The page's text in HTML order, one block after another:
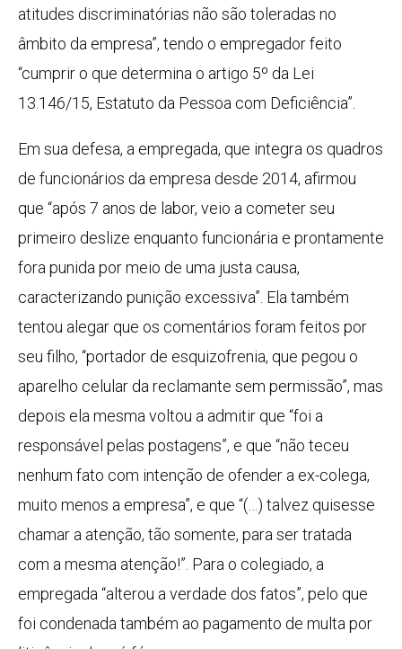
atitudes discriminatórias não são toleradas no
âmbito da empresa”, tendo o empregador feito
“cumprir o que determina o artigo 5º da Lei
13.146/15, Estatuto da Pessoa com Deficiência”.
Em sua defesa, a empregada, que integra os quadros
de funcionários da empresa desde 2014, afirmou
que “após 7 anos de labor, veio a cometer seu
primeiro deslize enquanto funcionária e prontamente
fora punida por meio de uma justa causa,
caracterizando punição excessiva”. Ela também
tentou alegar que os comentários foram feitos por
seu filho, “portador de esquizofrenia, que pegou o
aparelho celular da reclamante sem permissão”, mas
depois ela mesma voltou a admitir que “foi a
responsável pelas postagens”, e que “não teceu
nenhum fato com intenção de ofender a ex-colega,
muito menos a empresa”, e que “(…) talvez quisesse
chamar a atenção, tão somente, para ser tratada
com a mesma atenção!”. Para o colegiado, a
empregada “alterou a verdade dos fatos”, pelo que
foi condenada também ao pagamento de multa por